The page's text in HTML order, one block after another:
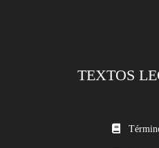
TEXTOS